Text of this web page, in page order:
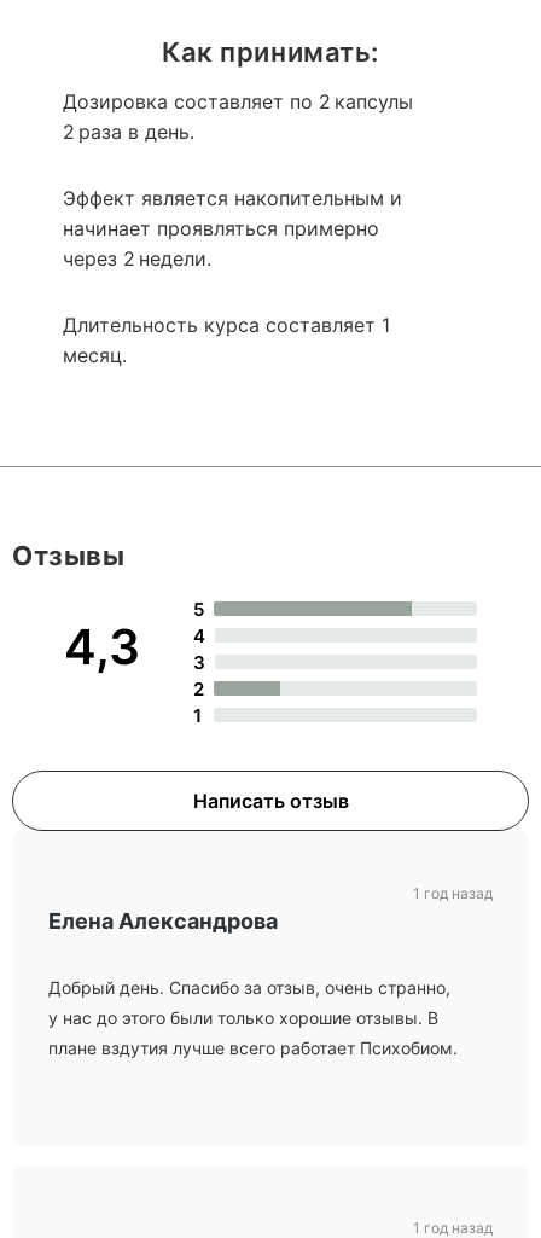
Как принимать:
Дозировка составляет по 2 капсулы
2 раза в день.
Эффект является накопительным и
начинает проявляться примерно
через 2 недели.
Длительность курса составляет 1
месяц.
4,3
5
4
3
2
1
Написать отзыв
Отзывы
Елена Александрова
Добрый день. Спасибо за отзыв, очень странно,
у нас до этого были только хорошие отзывы. В
плане вздутия лучше всего работает Психобиом.
1 год назад
1 год назад